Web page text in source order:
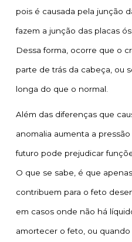
pois é causada pela junção
fazem a junção das placas
Dessa forma, ocorre que o
parte de trás da cabeça, ou
longa do que o normal.
Além das diferenças que
anomalia aumenta a
futuro pode prejudicar
O que se sabe, é que
contribuem para o feto
em casos onde não há
amortecer o feto, ou